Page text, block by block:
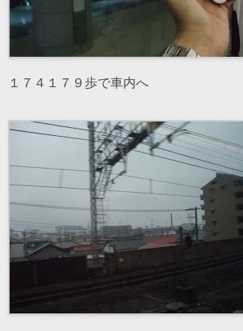
１７４１７９歩で車内へ